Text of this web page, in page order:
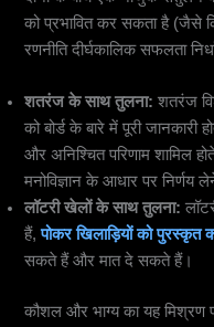
को प्रभावित कर सकता है (जैसे
रणनीति दीर्घकालिक सफलता
शतरंज के साथ तुलना:शतरंज
को बोर्ड के बारे में पूरी जानकारी
और अनिश्चित परिणाम शामिल
मनोविज्ञान के आधार पर निर्णय
लॉटरी खेलों के साथ तुलना:
हैं,पोकर खिलाड़ियों को पुरस्कृत
सकते हैं और मात दे सकते हैं।
कौशल और भाग्य का यह मिश्रण